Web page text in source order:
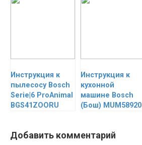
Инструкция к
пылесосу Bosch
Serie|6 ProAnimal
BGS41ZOORU
Инструкция к
кухонной
машине Bosch
(Бош) MUM58920
Добавить комментарий